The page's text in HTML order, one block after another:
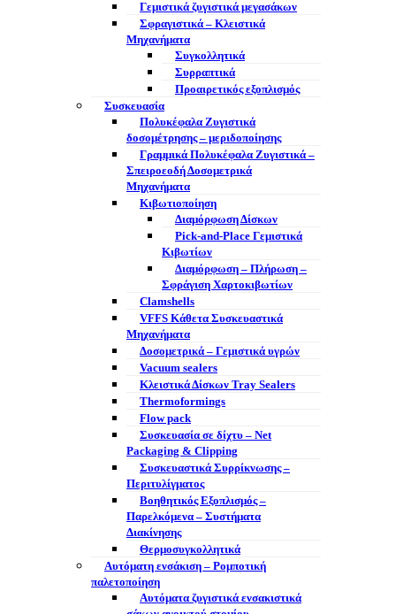
Γεμιστικά ζυγιστικά μεγασάκων
Σφραγιστικά – Κλειστικά
Μηχανήματα
Συγκολλητικά
Συρραπτικά
Προαιρετικός εξοπλισμός
Συσκευασία
Πολυκέφαλα Ζυγιστικά
δοσομέτρησης – μεριδοποίησης
Γραμμικά Πολυκέφαλα Ζυγιστικά –
Σπειροεοδή Δοσομετρικά
Μηχανήματα
Κιβωτιοποίηση
Διαμόρφωση Δίσκων
Pick-and-Place Γεμιστικά
Κιβωτίων
Διαμόρφωση – Πλήρωση –
Σφράγιση Χαρτοκιβωτίων
Clamshells
VFFS Κάθετα Συσκευαστικά
Μηχανήματα
Δοσομετρικά – Γεμιστικά υγρών
Vacuum sealers
Κλειστικά Δίσκων Tray Sealers
Thermoformings
Flow pack
Συσκευασία σε δίχτυ – Net
Packaging & Clipping
Συσκευαστικά Συρρίκνωσης –
Περιτυλίγματος
Βοηθητικός Εξοπλισμός –
Παρελκόμενα – Συστήματα
Διακίνησης
Θερμοσυγκολλητικά
Αυτόματη ενσάκιση – Ρομποτική
παλετοποίηση
Αυτόματα ζυγιστικά ενσακιστικά